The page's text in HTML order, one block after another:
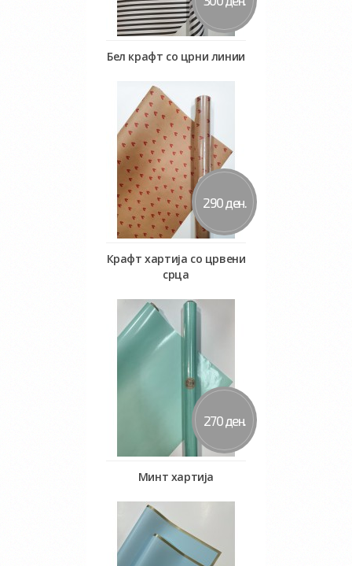
Бел крафт со црни линии
Во кошничка
290 ден.
Крафт хартија со црвени
срца
Во кошничка
270 ден.
Минт хартија
Во кошничка